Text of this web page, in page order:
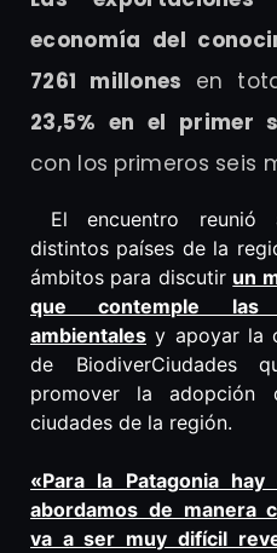
economía del
7261 millones en
23,5% en el primer
con los primeros seis
El encuentro reunió
distintos países de la
ámbitos para discutir un
que contemple las
ambientales y apoyar la
de BiodiverCiudades
promover la adopción
ciudades de la región.
«Para la Patagonia
abordamos de manera
va a ser muy difícil